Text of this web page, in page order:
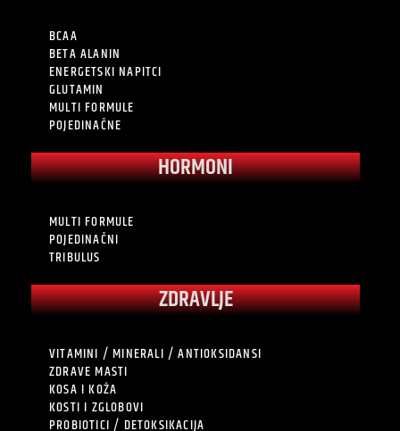
BCAA
BETA ALANIN
ENERGETSKI NAPITCI
GLUTAMIN
MULTI FORMULE
POJEDINAČNE
HORMONI
MULTI FORMULE
POJEDINAČNI
TRIBULUS
ZDRAVLJE
VITAMINI / MINERALI / ANTIOKSIDANSI
ZDRAVE MASTI
KOSA I KOŽA
KOSTI I ZGLOBOVI
PROBIOTICI / DETOKSIKACIJA